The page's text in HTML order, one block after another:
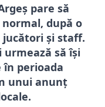
pare să
după o
și staff.
să își
perioada
unui anunț